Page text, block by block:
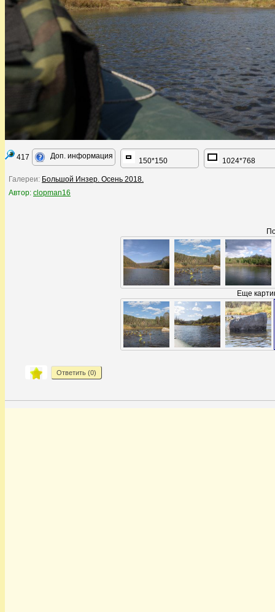
417 Доп. информация
150*150 1024*768
Галереи: Большой Инзер. Осень 2018.
Автор: clopman16
Еще
Ответить (0)